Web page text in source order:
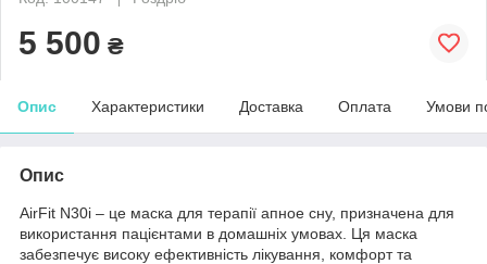
5 500 ₴
Опис Характеристики Доставка Оплата Умови
Опис
AirFit N30i – це маска для терапії апное сну, призначена для
використання пацієнтами в домашніх умовах. Ця маска
забезпечує високу ефективність лікування, комфорт та